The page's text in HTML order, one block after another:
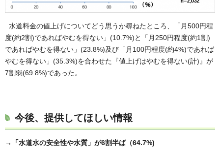
水道料金の値上げについてどう思うか尋ねたところ、「月500円程
度(約2割)であればやむを得ない」(10.7%)と「月250円程度(約1割)
であればやむを得ない」(23.8%)及び「月100円程度(約4%)であれば
やむを得ない」(35.3%)を合わせた『値上げはやむを得ない(計)』が
7割弱(69.8%)であった。
今後、提供してほしい情報
→「水道水の安全性や水質」が6割半ば（64.7%)